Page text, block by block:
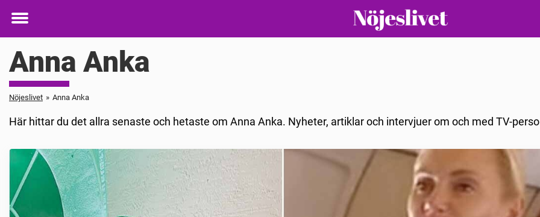
Toggle
Anna Anka
Nöjeslivet » Anna Anka
Här hittar du det allra senaste och hetaste om Anna Anka. Nyheter, artiklar och intervjuer om och med TV-